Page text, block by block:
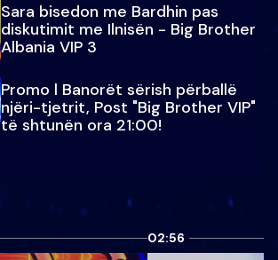
Sara bisedon me Bardhin pas
diskutimit me Ilnisën - Big Brother
Albania VIP 3
Promo l Banorët sërish përballë
njëri-tjetrit, Post "Big Brother VIP"
të shtunën ora 21:00!
02:56